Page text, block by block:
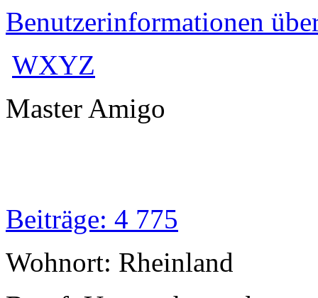
Benutzerinformationen
WXYZ
Master Amigo
Beiträge: 4 775
Wohnort: Rheinland